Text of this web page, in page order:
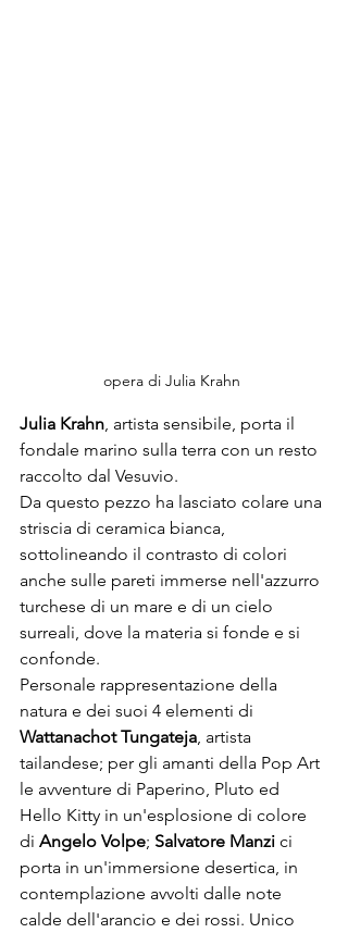
opera di Julia Krahn
Julia Krahn, artista sensibile, porta il
fondale marino sulla terra con un resto
raccolto dal Vesuvio.
Da questo pezzo ha lasciato colare una
striscia di ceramica bianca,
sottolineando il contrasto di colori
anche sulle pareti immerse nell'azzurro
turchese di un mare e di un cielo
surreali, dove la materia si fonde e si
confonde.
Personale rappresentazione della
natura e dei suoi 4 elementi di
Wattanachot Tungateja, artista
tailandese; per gli amanti della Pop Art
le avventure di Paperino, Pluto ed
Hello Kitty in un'esplosione di colore
di Angelo Volpe; Salvatore Manzi ci
porta in un'immersione desertica, in
contemplazione avvolti dalle note
calde dell'arancio e dei rossi. Unico